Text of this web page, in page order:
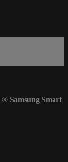
® Samsung Smart